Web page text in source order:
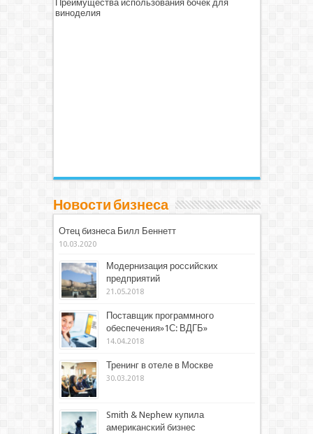
Преимущества использования бочек для
виноделия
Новости бизнеса
Отец бизнеса Билл Беннетт
10.03.2020
Модернизация российских
предприятий
21.05.2018
Поставщик программного
обеспечения»1С: ВДГБ»
14.04.2018
Тренинг в отеле в Москве
30.03.2018
Smith & Nephew купила
американский бизнес